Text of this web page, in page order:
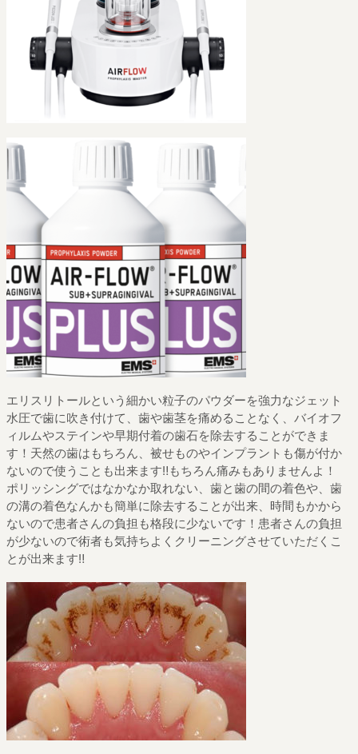
エリスリトールという細かい粒子のパウダーを強力なジェット
水圧で歯に吹き付けて、歯や歯茎を痛めることなく、バイオフ
ィルムやステインや早期付着の歯石を除去することができま
す！天然の歯はもちろん、被せものやインプラントも傷が付か
ないので使うことも出来ます‼もちろん痛みもありませんよ！
ポリッシングではなかなか取れない、歯と歯の間の着色や、歯
の溝の着色なんかも簡単に除去することが出来、時間もかから
ないので患者さんの負担も格段に少ないです！患者さんの負担
が少ないので術者も気持ちよくクリーニングさせていただくこ
とが出来ます‼